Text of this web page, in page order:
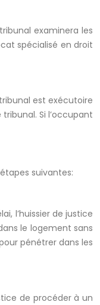
examinera les
spécialisé en droit
est exécutoire
Si l’occupant
suivantes:
l’huissier de justice
le logement sans
pénétrer dans les
de procéder à un